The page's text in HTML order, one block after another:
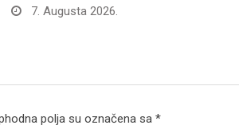
7. Augusta 2026.
polja su označena sa *